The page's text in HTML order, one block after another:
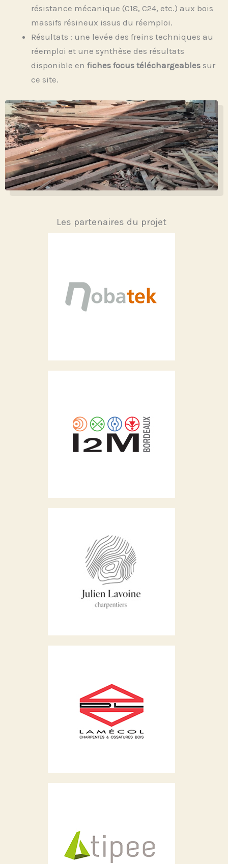
résistance mécanique (C18, C24, etc.) aux bois
massifs résineux issus du réemploi.
Résultats : une levée des freins techniques au
réemploi et une synthèse des résultats
disponible en fiches focus téléchargeables sur
ce site.
Les partenaires du projet